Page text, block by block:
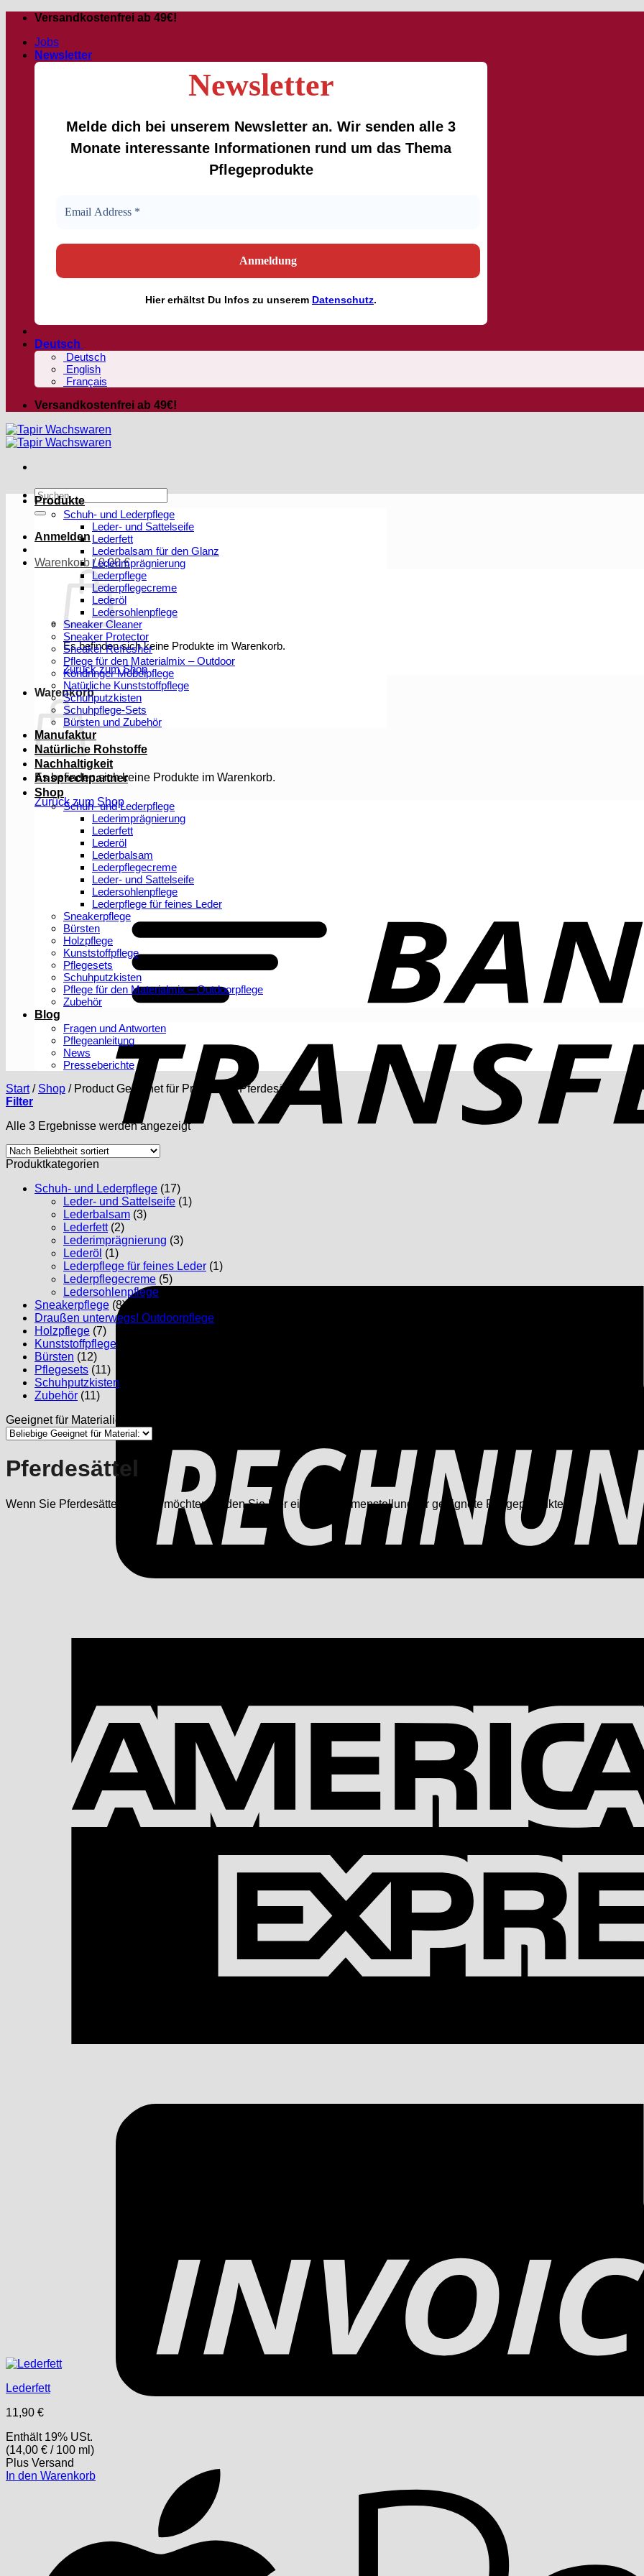
Zum
springen
Versandkostenfrei ab 49€!
Jobs
Newsletter
Newsletter
Melde dich bei unserem Newsletter an. Wir senden alle 3
Monate interessante Informationen rund um das Thema
Pflegeprodukte
Hiererhältst Du Infos zu unserem Datenschutz.
Deutsch
Deutsch
English
Français
Versandkostenfrei ab 49€!
Suchen
nach:
Anmelden
Warenkorb /0,00€
Es befinden sich keine Produkte im Warenkorb.
Zurück zum Shop
Warenkorb
Es befinden sich keine Produkte im Warenkorb.
Zurück zum Shop
Produkte
Schuh- und Lederpflege
Leder- und Sattelseife
Lederfett
Lederbalsam für den Glanz
Lederimprägnierung
Lederpflege
Lederpflegecreme
Lederöl
Ledersohlenpflege
Sneaker Cleaner
Sneaker Protector
Sneaker Refresher
Pflege für den Materialmix – Outdoor
Köndringer Möbelpflege
Natürliche Kunststoffpflege
Schuhputzkisten
Schuhpflege-Sets
Bürsten und Zubehör
Manufaktur
Natürliche Rohstoffe
Nachhaltigkeit
Ansprechpartner
Shop
Schuh- und Lederpflege
Lederimprägnierung
Lederfett
Lederöl
Lederbalsam
Lederpflegecreme
Leder- und Sattelseife
Ledersohlenpflege
Lederpflege für feines Leder
Sneakerpflege
Bürsten
Holzpflege
Kunststoffpflege
Pflegesets
Schuhputzkisten
Pflege für den Materialmix – Outdoorpflege
Zubehör
Blog
Fragen und Antworten
Pflegeanleitung
News
Presseberichte
Start / Shop /Product Geeignet für Produkte:
Pferdesättel
Filter
Alle 3 Ergebnisse werden angezeigtNach
Produktkategorien
Schuh- und Lederpflege (17)
Leder- und Sattelseife (1)
Lederbalsam (3)
Lederfett (2)
Lederimprägnierung (3)
Lederöl (1)
Lederpflege für feines Leder (1)
Lederpflegecreme (5)
Ledersohlenpflege
Sneakerpflege (8)
Draußen unterwegs! Outdoorpflege
Holzpflege (7)
Kunststoffpflege
Bürsten (12)
Pflegesets (11)
Schuhputzkisten
Zubehör (11)
Geeignet für Materialien:
Pferdesättel
Wenn Sie Pferdesättel pflegen möchten, finden Sie hier eine Zusammenstellung für geeignete Pflegeprodukte
Lederfett
11,90 €
Enthält 19% USt.
(14,00 € / 100 ml)
Plus Versand
In den Warenkorb